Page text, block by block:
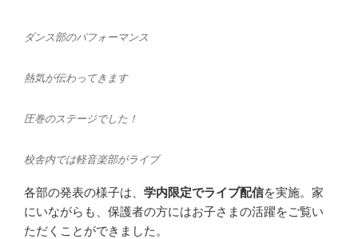
ダンス部のパフォーマンス
熱気が伝わってきます
圧巻のステージでした！
校舎内では軽音楽部がライブ
各部の発表の様子は、 学内限定でライブ配信を実施。家
にいながらも、保護者の方にはお子さまの活躍をご覧い
ただくことができました。